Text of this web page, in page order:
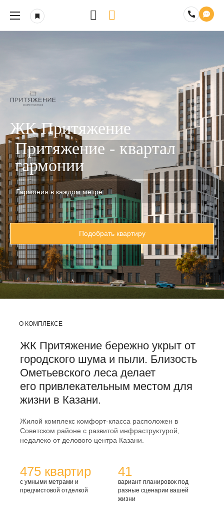
ЖК Притяжение
Притяжение - квартал
гармонии
Гармония в каждом метре
Подобрать квартиру
О КОМПЛЕКСЕ
ЖК Притяжение бережно укрыт от
городского шума и пыли. Близость
Ометьевского леса делает
его привлекательным местом для
жизни в Казани.
Жилой комплекс комфорт-класса расположен в
Советском районе с развитой инфраструктурой,
недалеко от делового центра Казани.
475 квартир
с умными метрами и
предчистовой отделкой
41
вариант планировок под
разные сценарии вашей
жизни